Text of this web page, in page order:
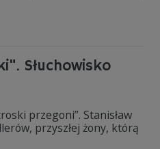
Słuchowisko
przegoni”. Stanisław
przyszłej żony, którą